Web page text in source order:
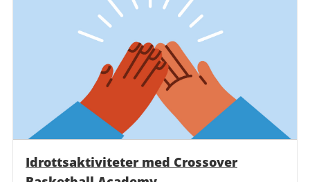
Idrottsaktiviteter med Crossover